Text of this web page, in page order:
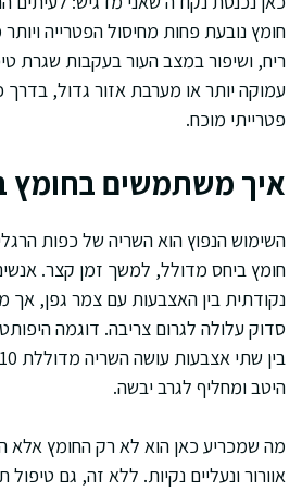
חומץ נובעת פחות מחיסול הפטרייה
ריח, ושיפור במצב העור בעקבות שגרת
עמוקה יותר או מערבת אזור גדול, בדרך
פטרייתי מוכח.
איך משתמשים בחומץ
השימוש הנפוץ הוא השריה של כפות
חומץ ביחס מדולל, למשך זמן קצר.
נקודתית בין האצבעות עם צמר גפן, אך
סדוק עלולה לגרום צריבה. דוגמה
היטב ומחליף לגרב יבשה.
מה שמכריע כאן הוא לא רק החומץ אלא
אוורור ונעליים נקיות. ללא זה, גם